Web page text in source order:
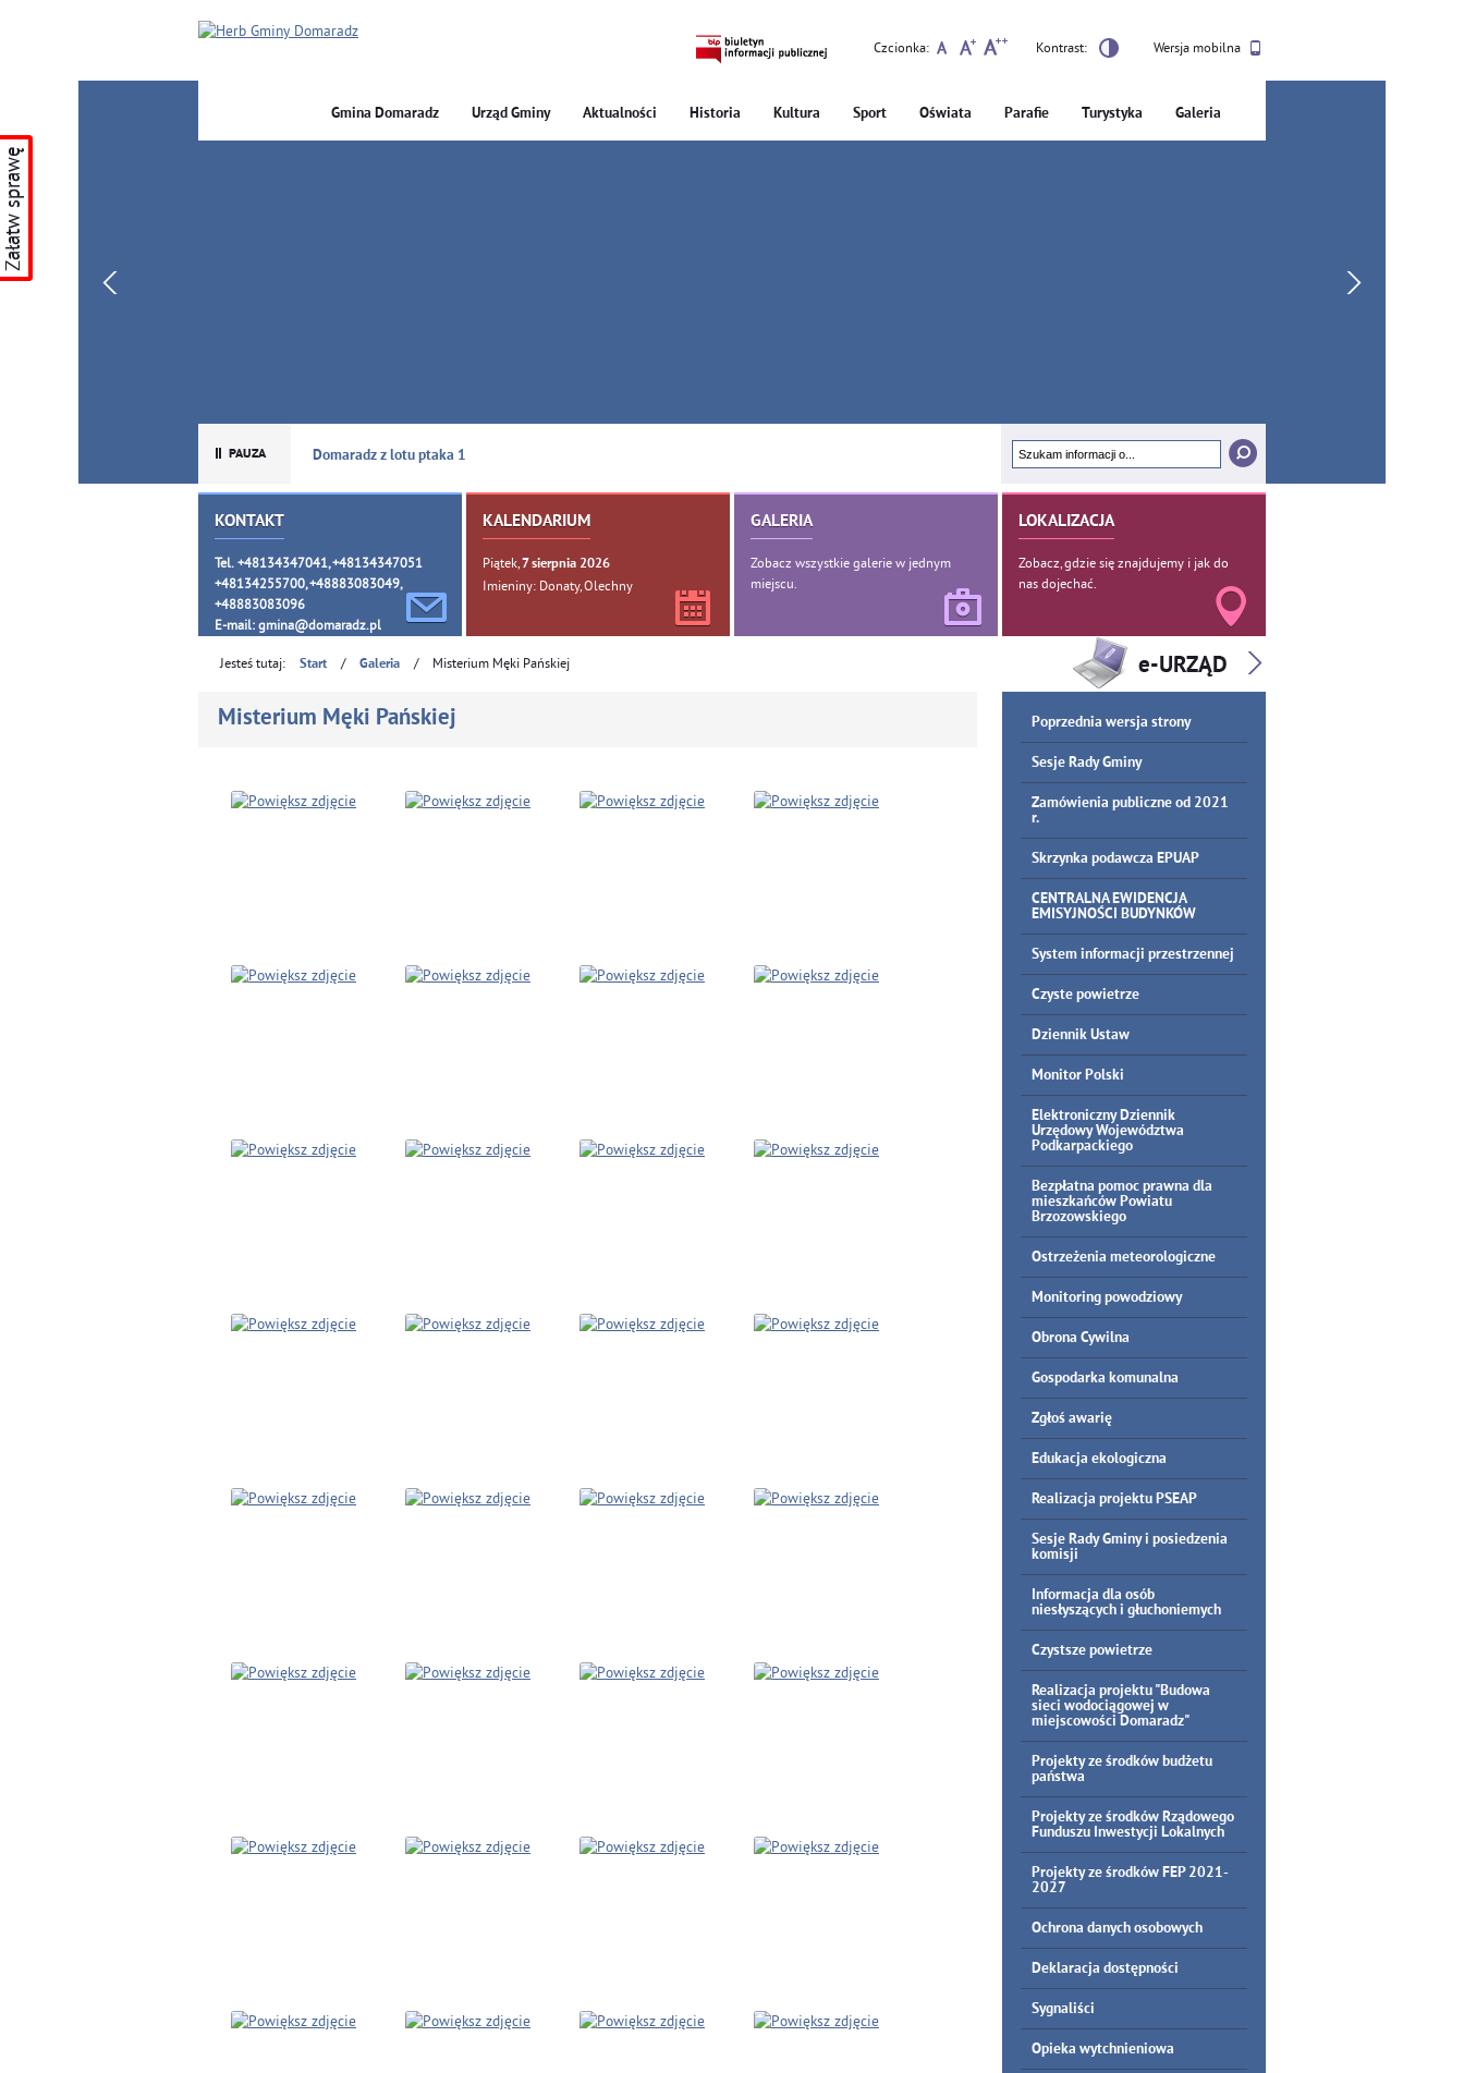
Wersja mobilna
Czcionka: Kontrast:
Gmina Domaradz Urząd Gminy Aktualności Historia Kultura Sport Oświata Parafie Turystyka Galeria
Domaradz z lotu ptaka 1
KONTAKT
Tel. +48134347041, +48134347051
+48134255700, +48883083049,
+48883083096
E-mail: gmina@domaradz.pl
KALENDARIUM
Piątek, 7sierpnia 2026
Imieniny: Donaty, Olechny
GALERIA
Zobacz wszystkie galerie w jednym
miejscu.
LOKALIZACJA
Zobacz, gdzie się znajdujemy i jak do
nas dojechać.
Załatw sprawę
Jesteś tutaj: Start / Galeria / Misterium Męki Pańskiej
Misterium Męki Pańskiej Poprzednia wersja strony
Sesje Rady Gminy
Zamówienia publiczne od 2021
r.
Skrzynka podawcza EPUAP
CENTRALNA EWIDENCJA
EMISYJNOŚCI BUDYNKÓW
System informacji przestrzennej
Czyste powietrze
Dziennik Ustaw
Monitor Polski
Elektroniczny Dziennik
Urzędowy Województwa
Podkarpackiego
Bezpłatna pomoc prawna dla
mieszkańców Powiatu
Brzozowskiego
Ostrzeżenia meteorologiczne
Monitoring powodziowy
Obrona Cywilna
Gospodarka komunalna
Zgłoś awarię
Edukacja ekologiczna
Realizacja projektu PSEAP
Sesje Rady Gminy i posiedzenia
komisji
Informacja dla osób
niesłyszących i głuchoniemych
Czystsze powietrze
Realizacja projektu "Budowa
sieci wodociągowej w
miejscowości Domaradz"
Projekty ze środków budżetu
państwa
Projekty ze środków Rządowego
Funduszu Inwestycji Lokalnych
Projekty ze środków FEP 2021-
2027
Ochrona danych osobowych
Deklaracja dostępności
Sygnaliści
Opieka wytchnieniowa